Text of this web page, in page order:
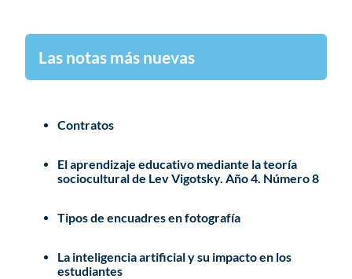
Las notas más nuevas
Contratos
El aprendizaje educativo mediante la teoría
sociocultural de Lev Vigotsky. Año 4. Número 8
Tipos de encuadres en fotografía
La inteligencia artificial y su impacto en los
estudiantes